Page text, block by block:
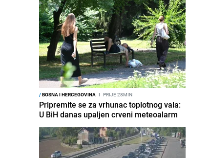
/BOSNA I HERCEGOVINA I PRIJE 28MIN
Pripremite se za vrhunac toplotnog vala:
U BiH danas upaljen crveni meteoalarm